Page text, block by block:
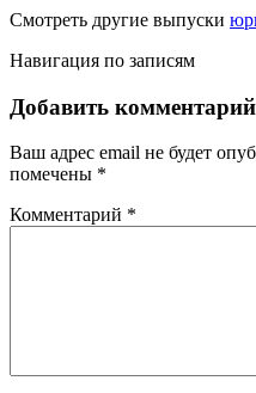
Смотреть другие выпуски
Навигация по записям
Добавить комментарий
Ваш адрес email не будет
помечены *
Комментарий *